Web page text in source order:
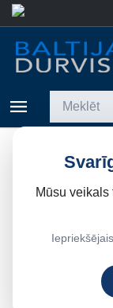
Mūsu veikals
Sākums